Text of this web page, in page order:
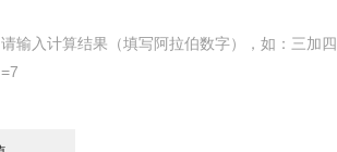
请输入计算结果（填写阿拉伯数字），如：三加四
=7